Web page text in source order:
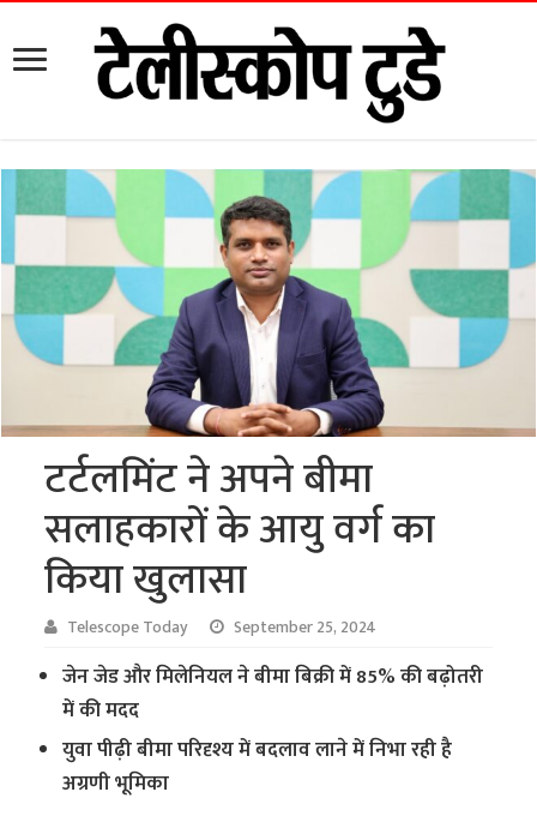
टर्टलमिंट ने अपने बीमा
सलाहकारों के आयु वर्ग का
किया खुलासा
Telescope Today September 25, 2024
जेन जेड और मिलेनियल ने बीमा बिक्री में 85% की बढ़ोतरी
में की मदद
युवा पीढ़ी बीमा परिदृश्य में बदलाव लाने में निभा रही है
अग्रणी भूमिका